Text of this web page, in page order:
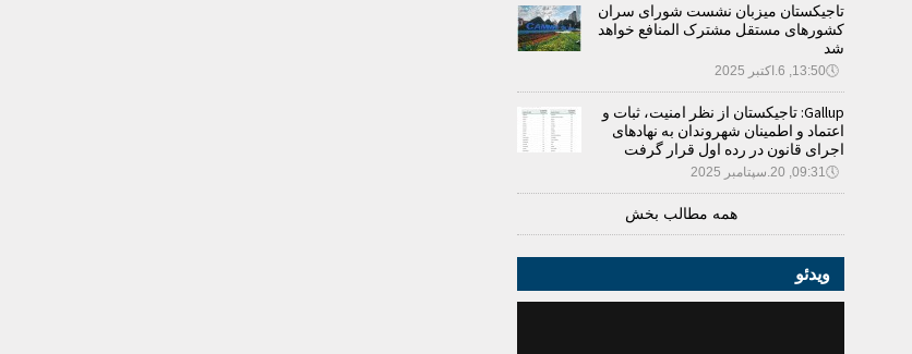
تاجیکستان میزبان نشست شورای سران
کشورهای مستقل مشترک المنافع خواهد
شد
🕔13:50, 6.اکتبر 2025
Gallup: تاجیکستان از نظر امنیت، ثبات و
اعتماد و اطمینان شهروندان به نهادهای
اجرای قانون در رده اول قرار گرفت
🕔09:31, 20.سپتامبر 2025
همه مطالب بخش
ویدئو